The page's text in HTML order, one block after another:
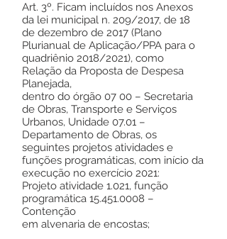
Art. 3º. Ficam incluídos nos Anexos
da lei municipal n. 209/2017, de 18
de dezembro de 2017 (Plano
Plurianual de Aplicação/PPA para o
quadriênio 2018/2021), como
Relação da Proposta de Despesa
Planejada,
dentro do órgão 07 00 – Secretaria
de Obras, Transporte e Serviços
Urbanos, Unidade 07.01 –
Departamento de Obras, os
seguintes projetos atividades e
funções programáticas, com início da
execução no exercício 2021:
Projeto atividade 1.021, função
programática 15.451.0008 –
Contenção
em alvenaria de encostas;